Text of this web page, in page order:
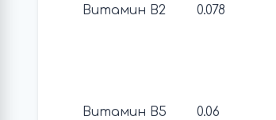
Витамин В2 0.078
Витамин В5 0.06